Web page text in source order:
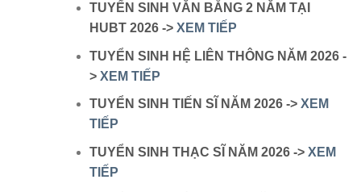
TUYỂN SINH VĂN BẰNG 2 NĂM TẠI
HUBT 2026 -> XEM TIẾP
TUYỂN SINH HỆ LIÊN THÔNG NĂM 2026 -
> XEM TIẾP
TUYỂN SINH TIẾN SĨ NĂM 2026 -> XEM
TIẾP
TUYỂN SINH THẠC SĨ NĂM 2026 -> XEM
TIẾP